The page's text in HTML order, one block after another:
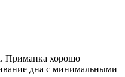
Приманка хорошо
дна с минимальными